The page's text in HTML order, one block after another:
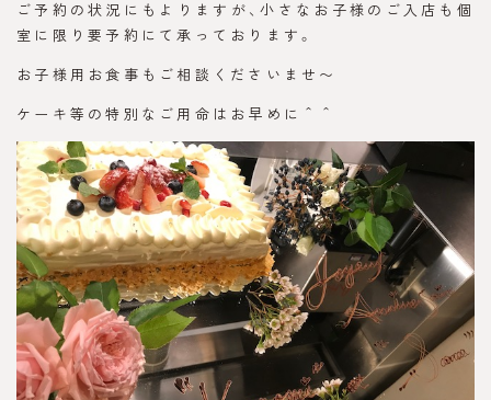
ご予約の状況にもよりますが、小さなお子様のご入店も個
室に限り要予約にて承っております。
お子様用お食事もご相談くださいませ〜
ケーキ等の特別なご用命はお早めに＾＾